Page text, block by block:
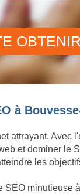
à
attrayant.
et dominer le
les